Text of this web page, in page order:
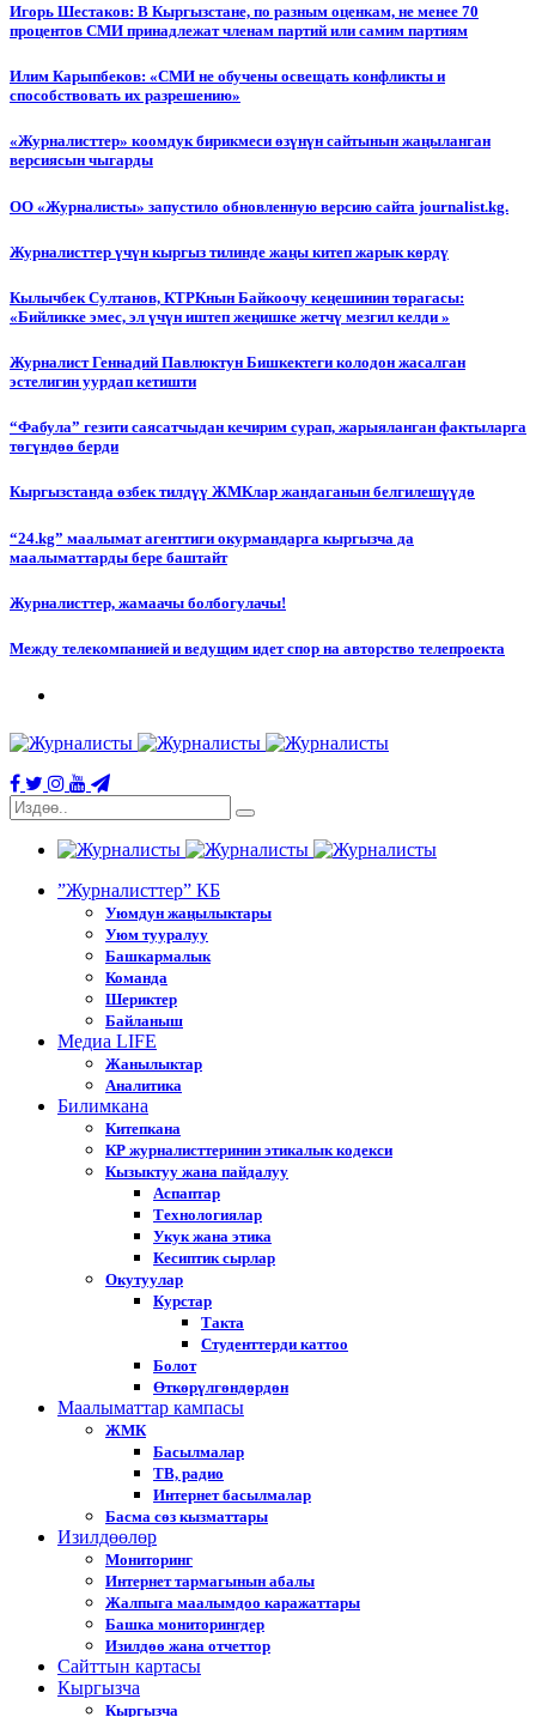
Игорь Шестаков: В Кыргызстане, по разным оценкам, не менее 70
процентов СМИ принадлежат членам партий или самим партиям
Илим Карыпбеков: «СМИ не обучены освещать конфликты и
способствовать их разрешению»
«Журналисттер» коомдук бирикмеси өзүнүн сайтынын жаңыланган
версиясын чыгарды
ОО «Журналисты» запустило обновленную версию сайта journalist.kg.
Журналисттер үчүн кыргыз тилинде жаңы китеп жарык көрдү
Кылычбек Султанов, КТРКнын Байкоочу кеңешинин төрагасы:
«Бийликке эмес, эл үчүн иштеп жеңишке жетчү мезгил келди »
Журналист Геннадий Павлюктун Бишкектеги колодон жасалган
эстелигин уурдап кетишти
“Фабула” гезити саясатчыдан кечирим сурап, жарыяланган фактыларга
төгүндөө берди
Кыргызстанда өзбек тилдүү ЖМКлар жандаганын белгилешүүдө
“24.kg” маалымат агенттиги окурмандарга кыргызча да
маалыматтарды бере баштайт
Журналисттер, жамаачы болбогулачы!
Между телекомпанией и ведущим идет спор на авторство телепроекта
”Журналисттер” КБ
Уюмдун жаңылыктары
Уюм тууралуу
Башкармалык
Команда
Шериктер
Байланыш
Медиа LIFE
Жанылыктар
Аналитика
Билимкана
Китепкана
КР журналисттеринин этикалык кодекси
Кызыктуу жана пайдалуу
Аспаптар
Технологиялар
Укук жана этика
Кесиптик сырлар
Окутуулар
Курстар
Такта
Студенттерди каттоо
Болот
Өткөрүлгөндөрдөн
Маалыматтар кампасы
ЖМК
Басылмалар
ТВ, радио
Интернет басылмалар
Басма сөз кызматтары
Изилдөөлөр
Мониторинг
Интернет тармагынын абалы
Жалпыга маалымдоо каражаттары
Башка мониторингдер
Изилдөө жана отчеттор
Cайттын картасы
Кыргызча
Кыргызча